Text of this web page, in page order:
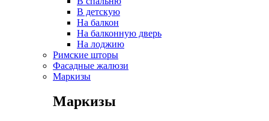
В детскую
На балкон
На балконную дверь
На лоджию
Римские шторы
Фасадные жалюзи
Маркизы
Маркизы